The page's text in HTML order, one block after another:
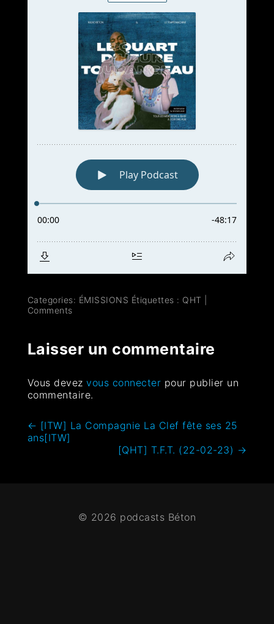
Categories: ÉMISSIONS Étiquettes : QHT
Comments
Laisser un commentaire
Vous devezvous connecter pour publier un
commentaire.
← [ITW] La Compagnie La Clef fête ses 25
ans[ITW]
[QHT] T.F.T. (22-02-23) →
© 2026 podcasts Béton